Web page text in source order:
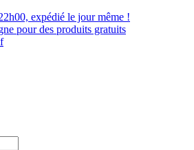
expédié le jour même !
pour des produits gratuits